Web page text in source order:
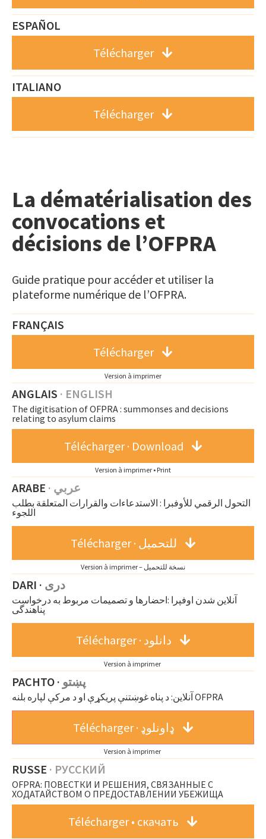
ESPAÑOL
Télécharger
ITALIANO
Télécharger
La dématérialisation des
convocations et
décisions de l’OFPRA
Guide pratique pour accéder et utiliser la
plateforme numérique de l’OFPRA.
FRANÇAIS
Télécharger
Version à imprimer
ANGLAIS · ENGLISH
The digitisation of OFPRA : summonses and decisions
relating to asylum claims
Télécharger · Download
Version à imprimer • Print
ARABE · عربي
التحول الرقمي للأوفبرا : الاستدعاءات والقرارات المتعلقة بطلب
اللجوء
Télécharger · للتحميل
Version à imprimer – نسخة للتحميل
DARI · دری
‬پناهندگی
Télécharger · دانلود
Version à imprimer
PACHTO · پښتو
آنلاین: د پناه غوښتنې پریکړې او د مرکې لپاره بلنه OFPRA
Télécharger · ډاونلوډ
Version à imprimer
RUSSE · РУССКИЙ
OFPRA: ПОВЕСТКИ И РЕШЕНИЯ, СВЯЗАННЫЕ С
ХОДАТАЙСТВОМ О ПРЕДОСТАВЛЕНИИ УБЕЖИЩА
Télécharger • скачать